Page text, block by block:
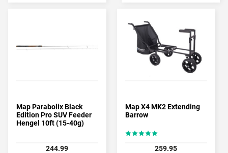
Map Parabolix Black
Edition Pro SUV Feeder
Hengel 10ft (15-40g)
244.99
Map X4 MK2 Extending
Barrow
259.95